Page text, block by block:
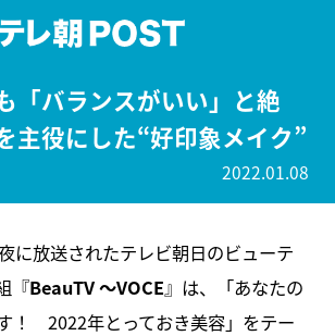
「バランスがいい」と絶
主役にした“好印象メイク”
2022.01.08
に放送されたテレビ朝日のビューテ
『BeauTV ～VOCE』は、「あなたの
！ 2022年とっておき美容」をテー